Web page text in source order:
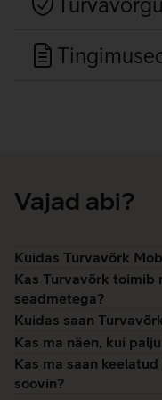
Vajad abi?
Kuidas Turvavõrk
Kas Turvavõrk toimib
seadmetega?
Kuidas saan
Kas ma näen, kui
Kas ma saan
soovin?